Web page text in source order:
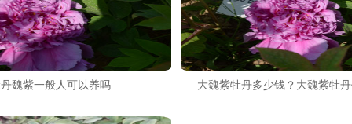
魏紫一般人可以养吗 大魏紫牡丹多少钱？大魏紫牡